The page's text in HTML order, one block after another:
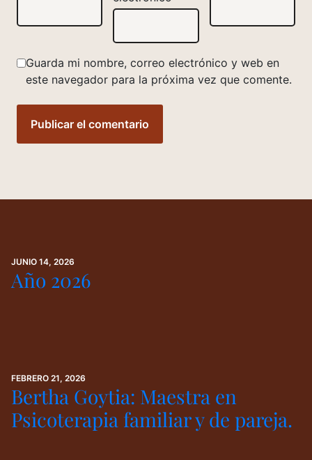
Guarda mi nombre, correo electrónico y web en
este navegador para la próxima vez que comente.
JUNIO 14, 2026
Año 2026
FEBRERO 21, 2026
Bertha Goytia: Maestra en
Psicoterapia familiar y de pareja.